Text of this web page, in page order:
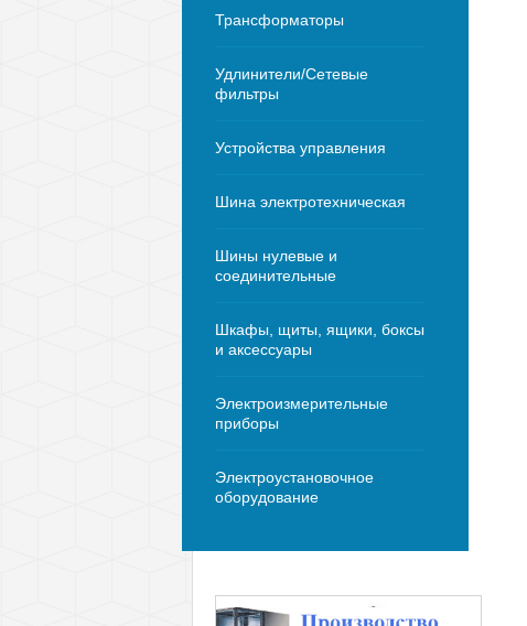
Трансформаторы
Удлинители/Сетевые
фильтры
Устройства управления
Шина электротехническая
Шины нулевые и
соединительные
Шкафы, щиты, ящики, боксы
и аксессуары
Электроизмерительные
приборы
Электроустановочное
оборудование